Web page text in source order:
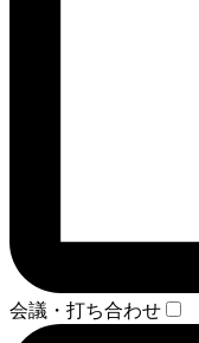
会議・打ち合わせ